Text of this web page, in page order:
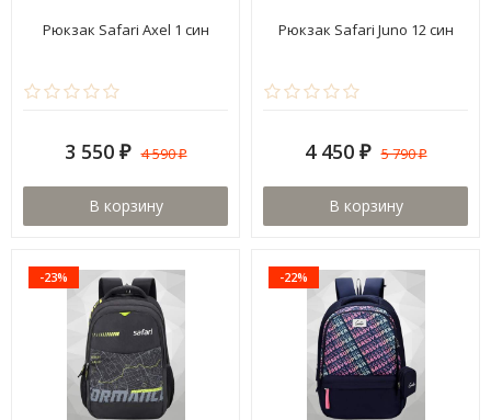
Рюкзак Safari Axel 1 син
3 550 ₽ 4 590₽
В корзину
Рюкзак Safari Juno 12 син
4 450 ₽ 5 790₽
В корзину
-23% -22%